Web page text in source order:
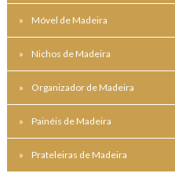
Móvel de Madeira
Nichos de Madeira
Organizador de Madeira
Painéis de Madeira
Prateleiras de Madeira